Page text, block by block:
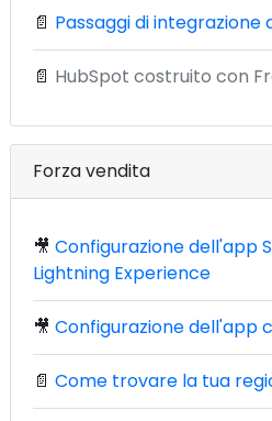
📄 Passaggi di integrazione
📄 HubSpot costruito con
Forza vendita
🎥 Configurazione dell'app
Lightning Experience
🎥 Configurazione dell'app
📄 Come trovare la tua